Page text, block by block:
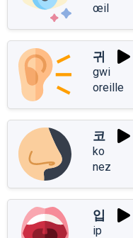
œil
귀
gwi
oreille
코
ko
nez
입
ip